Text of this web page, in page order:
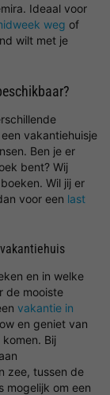
Ideaal voor
weg of
wilt met je
vakantiehuisje
Ben je er
bent? Wij
Wil jij er
voor een last
en in welke
de mooiste
vakantie in
en geniet van
Bij
zee, tussen de
mogelijk om een